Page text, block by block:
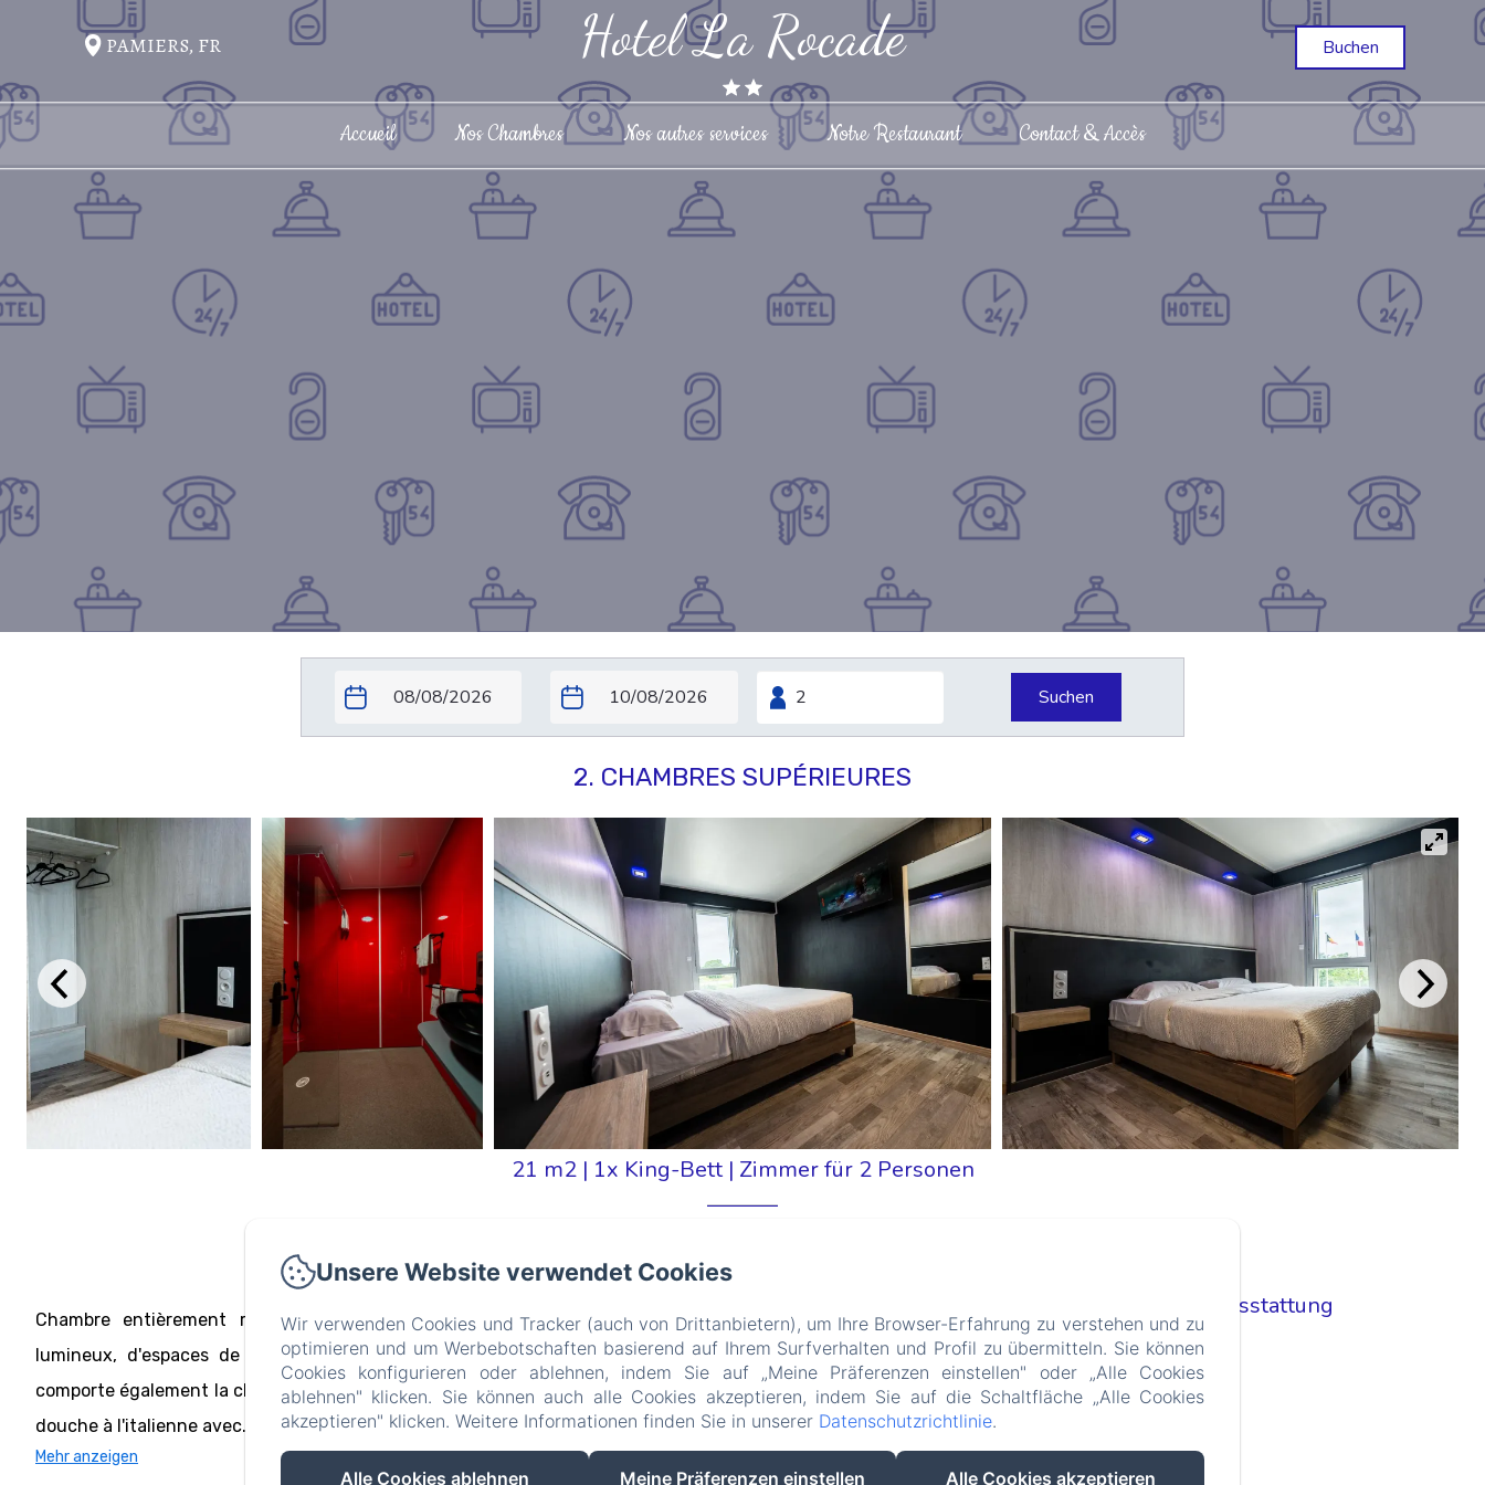
PAMIERS, FR Hotel La Rocade Buchen
Accueil Nos Chambres Nos autres services Notre Restaurant Contact & Accès
Suchen
2. CHAMBRES SUPÉRIEURES
21 m2 | 1x King-Bett | Zimmer für 2 Personen
Chambre entièrement rénovée, dotée d'un lit king-size de 180x200. Elle est composée d'un bureau
lumineux, d'espaces de rangement, un miroir, une télévision ainsi qu'une connexion Wi-Fi gratuite. Elle
comporte également la climatisation réversible, le chauffage au sol et une salle de bains pourvue d'une grande
douche à l'italienne avec...
Mehr anzeigen
Zimmerausstattung
TV
Wifi
Kleiderständer
Klimaanlage
Unsere Website verwendet Cookies
Wir verwenden Cookies und Tracker (auch von Drittanbietern), um Ihre Browser-Erfahrung zu verstehen und zu
optimieren und um Werbebotschaften basierend auf Ihrem Surfverhalten und Profil zu übermitteln. Sie können
Cookies konfigurieren oder ablehnen, indem Sie auf „Meine Präferenzen einstellen" oder „Alle Cookies
ablehnen" klicken. Sie können auch alle Cookies akzeptieren, indem Sie auf die Schaltfläche „Alle Cookies
akzeptieren" klicken. Weitere Informationen finden Sie in unserer Datenschutzrichtlinie.
Alle Cookies ablehnen Meine Präferenzen einstellen Alle Cookies akzeptieren